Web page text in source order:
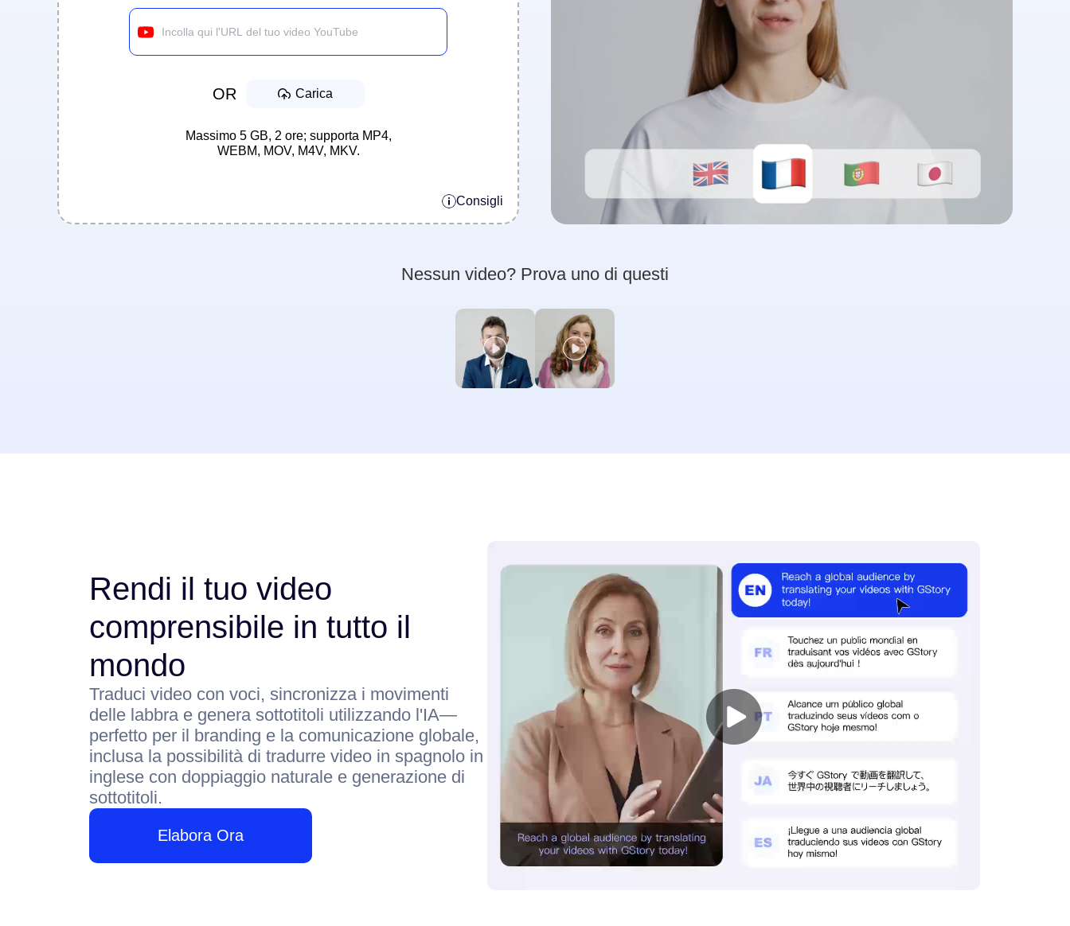
OR Carica
Massimo 5 GB, 2 ore; supporta MP4,
WEBM, MOV, M4V, MKV.
Consigli
Nessun video? Prova uno di questi
Rendi il tuo video
comprensibile in tutto il
mondo
Traduci video con voci, sincronizza i movimenti
delle labbra e genera sottotitoli utilizzando l'IA—
perfetto per il branding e la comunicazione globale,
inclusa la possibilità di tradurre video in spagnolo in
inglese con doppiaggio naturale e generazione di
sottotitoli.
Elabora Ora